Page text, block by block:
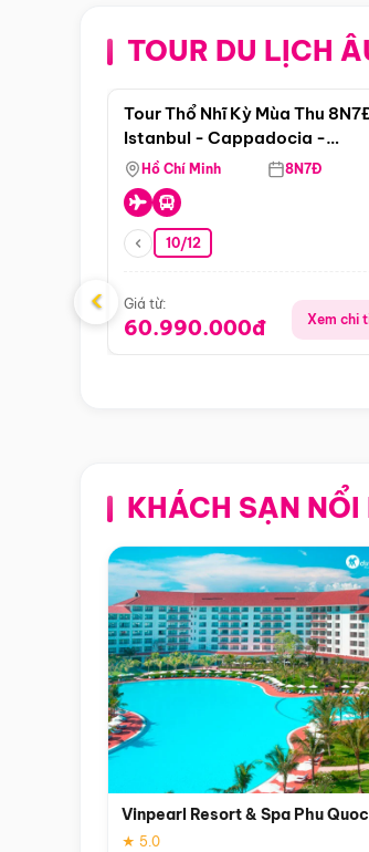
TOUR DU LỊCH
Điểm nổi
Tour Thổ Nhĩ Kỳ Mùa Thu 8N7Đ
Istanbul - Cappadocia -
Pamukkale
Hồ Chí Minh 8N7Đ
10/12
Giá từ:
60.990.000đ Xem chi
‹
KHÁCH SẠN
Vinpearl Resort & Spa Phu Quoc
★ 5.0